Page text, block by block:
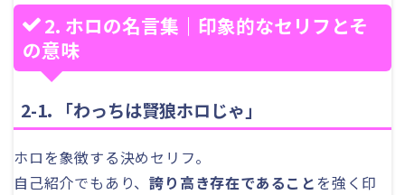
2. ホロの名言集｜印象的なセリフとそ
の意味
2-1. 「わっちは賢狼ホロじゃ」
ホロを象徴する決めセリフ。
自己紹介でもあり、誇り高き存在であること を強く印